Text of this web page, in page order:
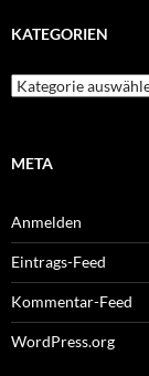
KATEGORIEN
Kategorien
META
Anmelden
Eintrags-Feed
Kommentar-Feed
WordPress.org